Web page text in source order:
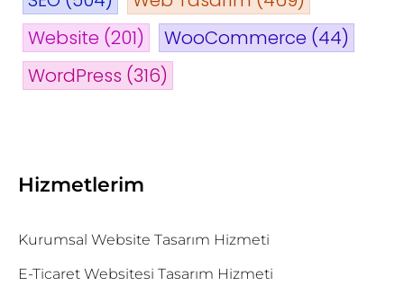
Website (201) WooCommerce (44)
WordPress (316)
Hizmetlerim
Kurumsal Website Tasarım Hizmeti
E-Ticaret Websitesi Tasarım Hizmeti